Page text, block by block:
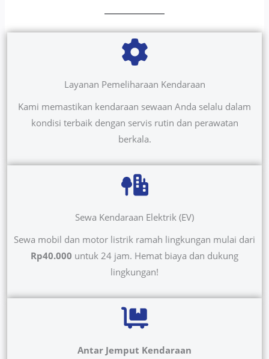
Layanan Pemeliharaan Kendaraan
Kami memastikan kendaraan sewaan Anda selalu dalam
kondisi terbaik dengan servis rutin dan perawatan
berkala.
Sewa Kendaraan Elektrik (EV)
Sewa mobil dan motor listrik ramah lingkungan mulai dari
Rp40.000 untuk 24 jam. Hemat biaya dan dukung
lingkungan!
Antar Jemput Kendaraan